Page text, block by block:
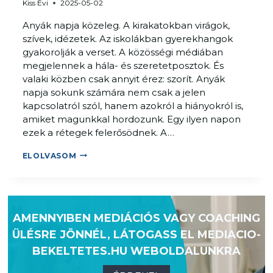
R
A
O
D
Á
S
F
Ó
K
U
S
Z
K
Á
J
Kiss Évi 2025-05-02
Anyák napja közeleg. A kirakatokban virágok,
szívek, idézetek. Az iskolákban gyerekhangok
gyakorolják a verset. A közösségi médiában
megjelennek a hála- és szeretetposztok. És
valaki közben csak annyit érez: szorít. Anyák
napja sokunk számára nem csak a jelen
kapcsolatról szól, hanem azokról a hiányokról is,
amiket magunkkal hordozunk. Egy ilyen napon
ezek a rétegek felerősödnek. A…
ELOLVASOM A
K
R
A
N
AMENNYIBEN MEDIÁCIÓS VAGY COACHING
ÜLÉSRE JÖNNÉL, LÁTOGASS EL MEDIACIO-
BEKELTETES.HU WEBOLDALUNKRA